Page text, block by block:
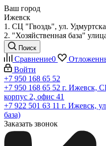
Ваш город
Ижевск
1. СЦ "Гвоздь", ул.
2. "Хозяйственная база"
Поиск
Сравнение0
Войти
+7 950 168 65 52
+7 950 168 65 52 г. Ижевск,
корпус 2, офис 41
+7 922 501 63 11 г. Ижевск,
база)
Заказать звонок